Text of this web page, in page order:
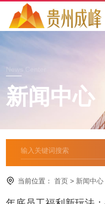
News Center
新闻中心
当前位置： 首页 > 新闻中心